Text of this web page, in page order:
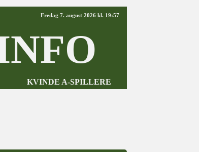
Fredag 7. august 2026 kl. 19:57
KVINDE A-SPILLERE